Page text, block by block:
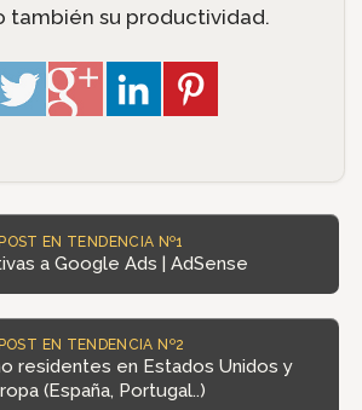
también su productividad.
POST EN TENDENCIA Nº1
a Google Ads | AdSense
POST EN TENDENCIA Nº2
residentes en Estados Unidos y
(España, Portugal..)